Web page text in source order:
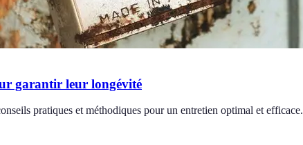
garantir leur longévité
pratiques et méthodiques pour un entretien optimal et efficace.